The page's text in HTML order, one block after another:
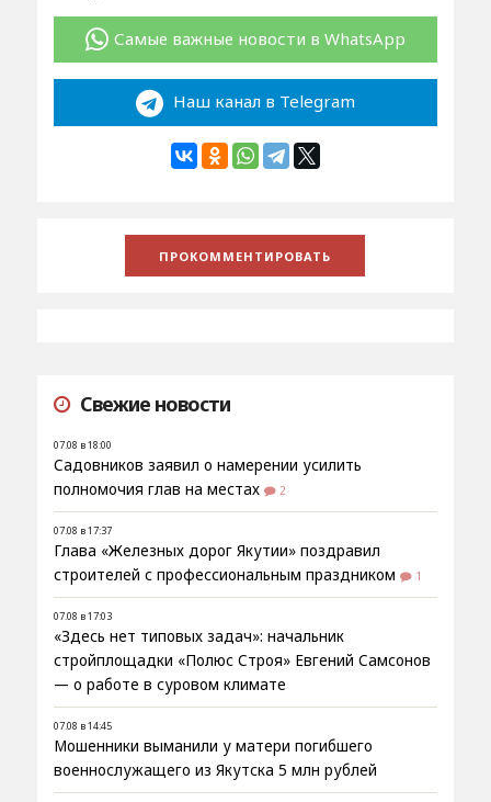
Самые важные новости в WhatsApp
Наш канал в Telegram
Свежие новости
07.08 в 18:00
Садовников заявил о намерении усилить
полномочия глав на местах
2
07.08 в 17:37
Глава «Железных дорог Якутии» поздравил
строителей с профессиональным праздником
1
07.08 в 17:03
«Здесь нет типовых задач»: начальник
стройплощадки «Полюс Строя» Евгений Самсонов
— о работе в суровом климате
07.08 в 14:45
Мошенники выманили у матери погибшего
военнослужащего из Якутска 5 млн рублей